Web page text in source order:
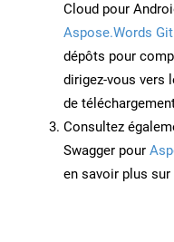
Cloud pour
Aspose.Words
dépôts pour
dirigez-vous vers
de
Consultez
Swagger pour
en savoir plus sur